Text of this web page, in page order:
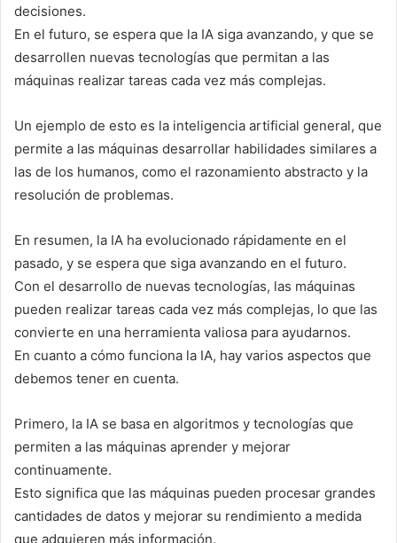
decisiones.
En el futuro, se espera que la IA siga avanzando, y que se
desarrollen nuevas tecnologías que permitan a las
máquinas realizar tareas cada vez más complejas.
Un ejemplo de esto es la inteligencia artificial general, que
permite a las máquinas desarrollar habilidades similares a
las de los humanos, como el razonamiento abstracto y la
resolución de problemas.
En resumen, la IA ha evolucionado rápidamente en el
pasado, y se espera que siga avanzando en el futuro.
Con el desarrollo de nuevas tecnologías, las máquinas
pueden realizar tareas cada vez más complejas, lo que las
convierte en una herramienta valiosa para ayudarnos.
En cuanto a cómo funciona la IA, hay varios aspectos que
debemos tener en cuenta.
Primero, la IA se basa en algoritmos y tecnologías que
permiten a las máquinas aprender y mejorar
continuamente.
Esto significa que las máquinas pueden procesar grandes
cantidades de datos y mejorar su rendimiento a medida
que adquieren más información.